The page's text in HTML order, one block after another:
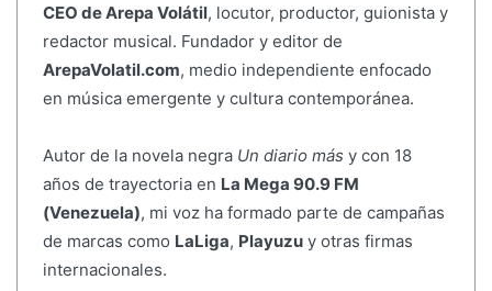
CEO de Arepa Volátil, locutor, productor, guionista y
redactor musical. Fundador y editor de
ArepaVolatil.com, medio independiente enfocado
en música emergente y cultura contemporánea.
Autor de la novela negra Un diario más y con 18
años de trayectoria en La Mega 90.9 FM
(Venezuela), mi voz ha formado parte de campañas
de marcas como LaLiga, Playuzuy otras firmas
internacionales.